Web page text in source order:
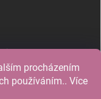
procházením
používáním.. Více